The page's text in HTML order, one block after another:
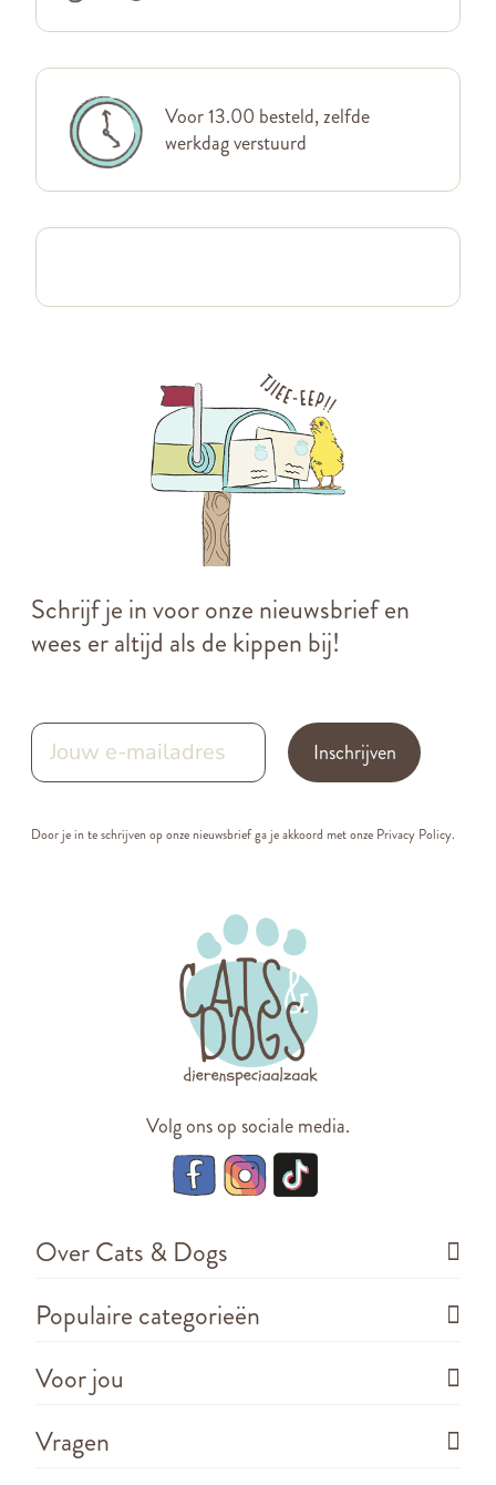
Voor 13.00 besteld, zelfde
werkdag verstuurd
Schrijf je in voor onze nieuwsbrief en
wees er altijd als de kippen bij!
Inschrijven
Door je in te schrijven op onze nieuwsbrief ga je akkoord met onze Privacy Policy.
Volg ons op sociale media.
Over Cats & Dogs
Populaire categorieën
Voor jou
Vragen